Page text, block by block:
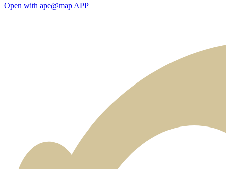
Open with ape@map APP